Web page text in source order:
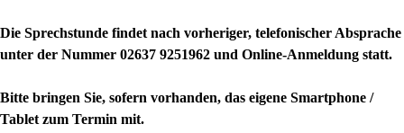
Die Sprechstunde findet nach vorheriger, telefonischer Absprache
unter der Nummer 02637 9251962 und Online-Anmeldung statt.
Bitte bringen Sie, sofern vorhanden, das eigene Smartphone /
Tablet zum Termin mit.